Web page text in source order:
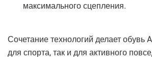
максимального сцепления.
Сочетание технологий делает обувь
для спорта, так и для активного